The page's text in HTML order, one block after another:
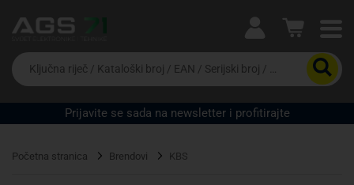
Ova postavka prilagođava asortiman proizvoda i
cijene vašim potrebama.
Da
biste
potražili
proizvod,
unesite
riječ,
Prijavite se sada na newsletter i profitirajte
Početna stranica Brendovi KBS